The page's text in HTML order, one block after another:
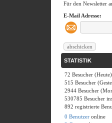
Für den Newsletter
E-Mail Adresse:
STATISTIK
72 Besucher (Heute)
515 Besucher
2944 Besucher
530785 Besucher
892 registrierte
0 Benutzer online